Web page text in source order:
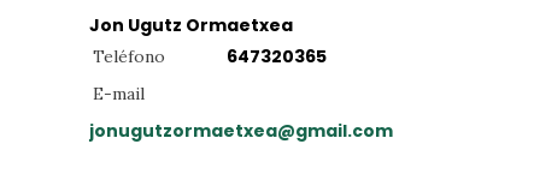
Jon Ugutz Ormaetxea
Teléfono 647320365
E-mail
jonugutzormaetxea@gmail.com